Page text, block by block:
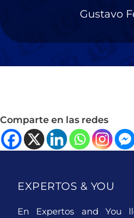
Gustavo
Comparte en las redes
EXPERTOS & YOU
En Expertos and You